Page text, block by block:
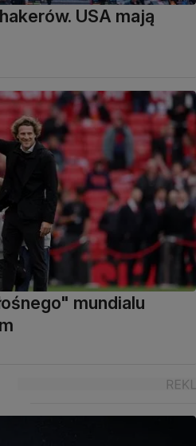
USA mają
mundialu